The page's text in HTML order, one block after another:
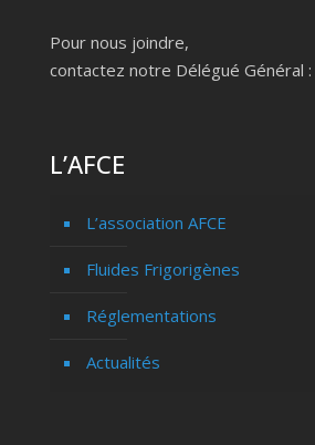
Pour nous joindre,
contactez notre Délégué Général :
L’AFCE
L’association AFCE
Fluides Frigorigènes
Réglementations
Actualités